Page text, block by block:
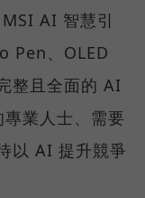
AI 智慧引
Pen、OLED
整且全面的 AI
業人士、需要
以 AI 提升競爭